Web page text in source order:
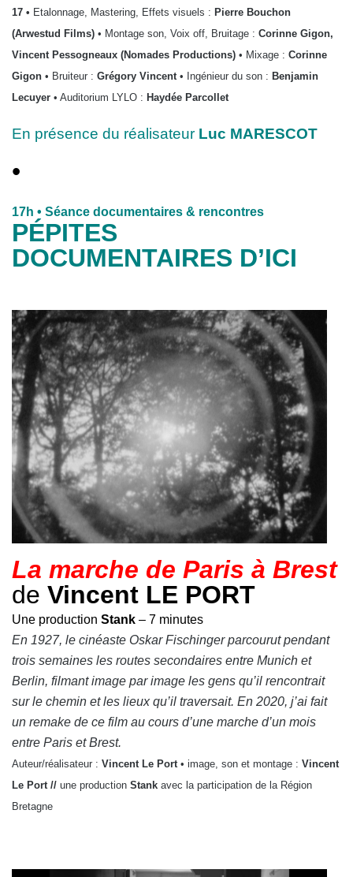
17 • Etalonnage, Mastering, Effets visuels : Pierre Bouchon
(Arwestud Films) • Montage son, Voix off, Bruitage : Corinne Gigon,
Vincent Pessogneaux (Nomades Productions) • Mixage : Corinne
Gigon • Bruiteur : Grégory Vincent• Ingénieur du son : Benjamin
Lecuyer • Auditorium LYLO : Haydée Parcollet
En présence du réalisateur Luc MARESCOT
•
17h • Séance documentaires & rencontres
PÉPITES
DOCUMENTAIRES D’ICI
La marche de Paris à Brest
de Vincent LE PORT
Une production Stank – 7 minutes
En 1927, le cinéaste Oskar Fischinger parcourut pendant
trois semaines les routes secondaires entre Munich et
Berlin, filmant image par image les gens qu’il rencontrait
sur le chemin et les lieux qu’il traversait. En 2020, j’ai fait
un remake de ce film au cours d’une marche d’un mois
entre Paris et Brest.
Auteur/réalisateur : Vincent Le Port• image, son et montage : Vincent
Le Port// une production Stank avec la participation de la Région
Bretagne